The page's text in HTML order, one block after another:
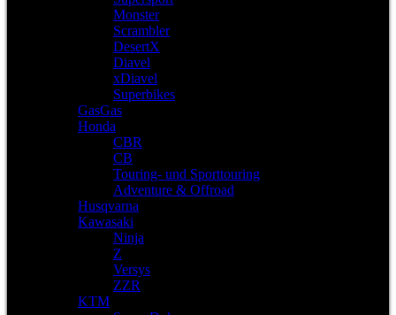
Monster
Scrambler
DesertX
Diavel
xDiavel
Superbikes
GasGas
Honda
CBR
CB
Touring- und Sporttouring
Adventure & Offroad
Husqvarna
Kawasaki
Ninja
Z
Versys
ZZR
KTM